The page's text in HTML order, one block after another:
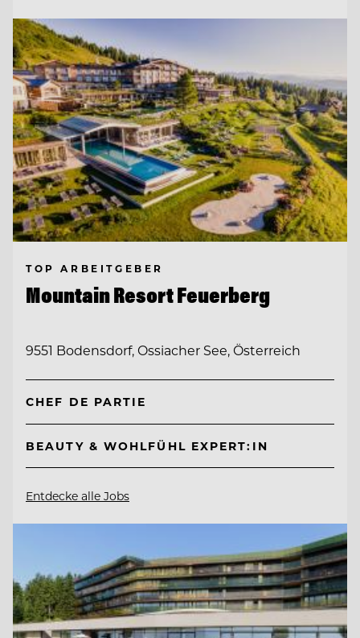
TOP ARBEITGEBER
Mountain Resort Feuerberg
9551 Bodensdorf, Ossiacher See, Österreich
CHEF DE PARTIE
BEAUTY & WOHLFÜHL EXPERT:IN
Entdecke alle Jobs